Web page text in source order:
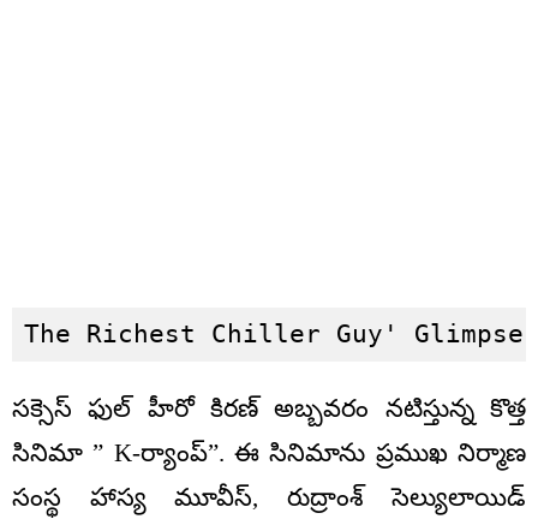
The Richest Chiller Guy' Glimpse
సక్సెస్ ఫుల్ హీరో కిరణ్ అబ్బవరం నటిస్తున్న కొత్త
సినిమా ” K-ర్యాంప్”. ఈ సినిమాను ప్రముఖ నిర్మాణ
సంస్థ హాస్య మూవీస్, రుద్రాంశ్ సెల్యులాయిడ్